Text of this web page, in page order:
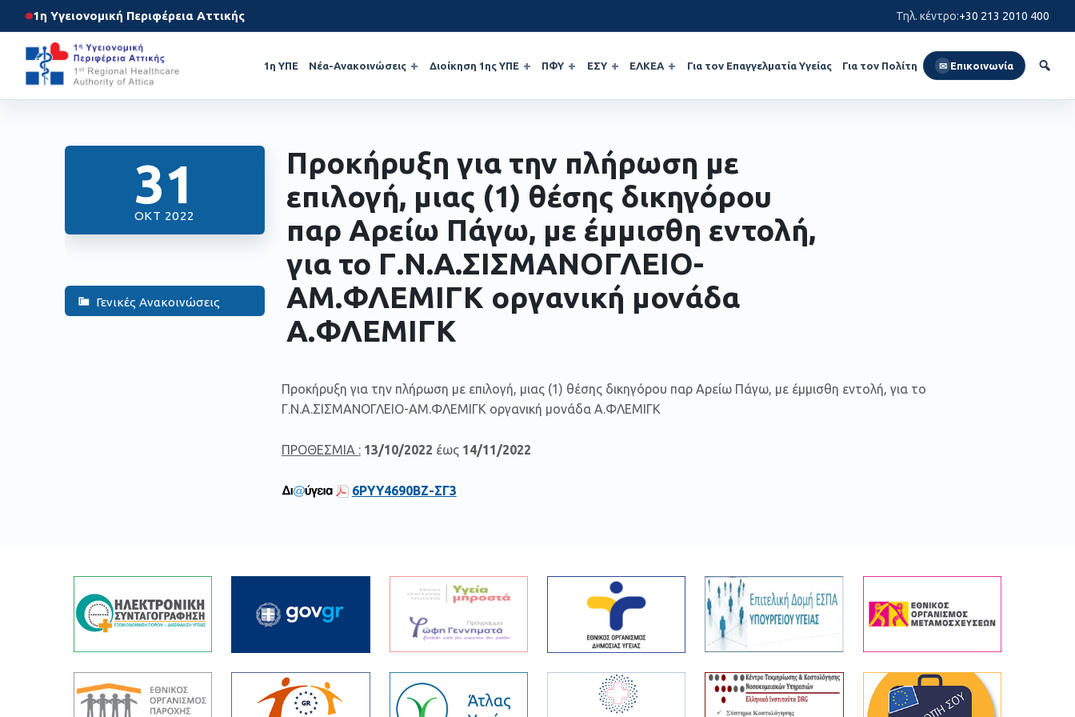
1η Υγειονομική Περιφέρεια Αττικής Τηλ. κέντρο:+30 213 2010 400
1η ΥΠΕ Νέα-Ανακοινώσεις Διοίκηση 1ης ΥΠΕ ΠΦΥ ΕΣΥ ΕΛΚΕΑ Για τον Επαγγελματία Υγείας Για τον Πολίτη ✉ Επικοινωνία
31
ΟΚΤ 2022
Γενικές Ανακοινώσεις
Προκήρυξη για την πλήρωση με
επιλογή, μιας (1) θέσης δικηγόρου
παρ Αρείω Πάγω, με έμμισθη εντολή,
για το Γ.Ν.Α.ΣΙΣΜΑΝΟΓΛΕΙΟ-
ΑΜ.ΦΛΕΜΙΓΚ οργανική μονάδα
Α.ΦΛΕΜΙΓΚ
Προκήρυξη για την πλήρωση με επιλογή, μιας (1) θέσης δικηγόρου παρ Αρείω Πάγω, με έμμισθη εντολή, για το
Γ.Ν.Α.ΣΙΣΜΑΝΟΓΛΕΙΟ-ΑΜ.ΦΛΕΜΙΓΚ οργανική μονάδα Α.ΦΛΕΜΙΓΚ
ΠΡΟΘΕΣΜΙΑ : 13/10/2022 έως14/11/2022
6ΡΥΥ4690ΒΖ-ΣΓ3